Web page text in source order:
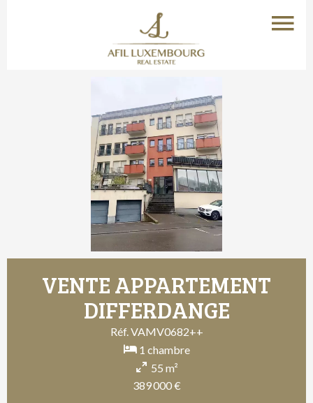
VENTE APPARTEMENT
DIFFERDANGE
Réf. VAMV0682++
1 chambre
55 m²
389 000 €